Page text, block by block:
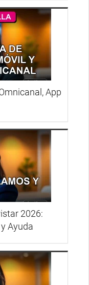
App
2026:
Ayuda